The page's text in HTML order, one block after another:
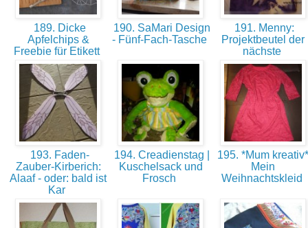
189. Dicke
Apfelchips &
Freebie für Etikett
190. SaMari Design
- Fünf-Fach-Tasche
191. Menny:
Projektbeutel der
nächste
193. Faden-
Zauber-Kirberich:
Alaaf - oder: bald ist
Kar
194. Creadienstag |
Kuschelsack und
Frosch
195. *Mum
Mein
Weihnachtskleid